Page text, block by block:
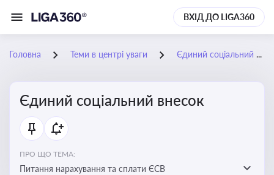
ВХІД ДО LIGA360
Головна Теми в центрі уваги Єдиний соціальний внесок
Єдиний соціальний внесок
ПРО ЩО ТЕМА:
Питання нарахування та сплати ЄСВ